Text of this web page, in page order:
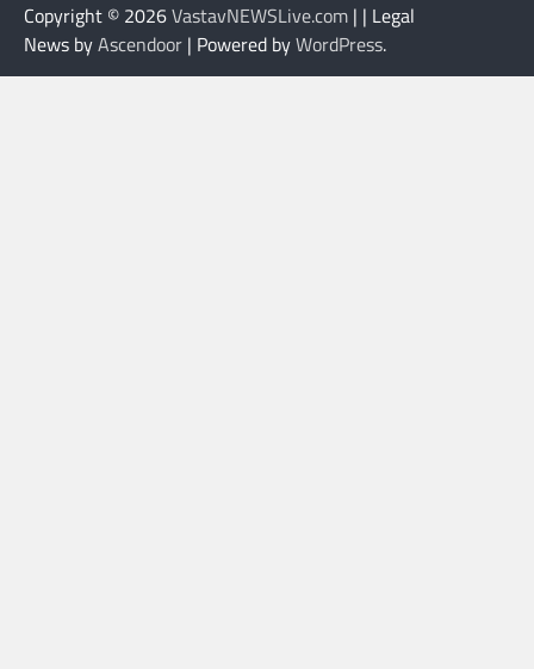
Copyright © 2026VastavNEWSLive.com | | Legal
News byAscendoor | Powered byWordPress.